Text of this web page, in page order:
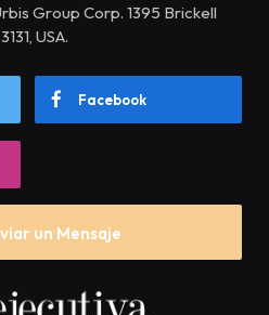
Group Corp. 1395 Brickell
USA.
Facebook
un Mensaje